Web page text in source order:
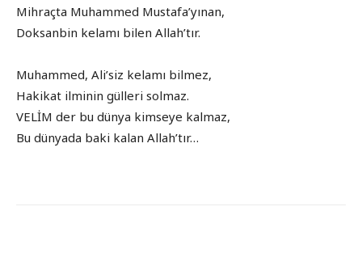
Mihraçta Muhammed Mustafa’yınan,
Doksanbin kelamı bilen Allah’tır.
Muhammed, Ali’siz kelamı bilmez,
Hakikat ilminin gülleri solmaz.
VELİM der bu dünya kimseye kalmaz,
Bu dünyada baki kalan Allah’tır…